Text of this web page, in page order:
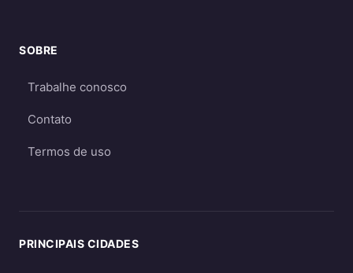
SOBRE
Trabalhe conosco
Contato
Termos de uso
PRINCIPAIS CIDADES